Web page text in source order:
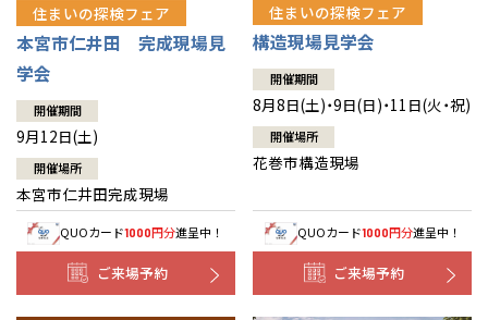
住まいの探検フェア
本宮市仁井田 完成現場見
学会
開催期間
9月12日(土)
開催場所
本宮市仁井田完成現場
QUOカード1000円分進呈中！
ご来場予約
住まいの探検フェア
構造現場見学会
開催期間
8月8日(土)・9日(日)・11日(火・祝)
開催場所
花巻市構造現場
QUOカード1000円分進呈中！
ご来場予約